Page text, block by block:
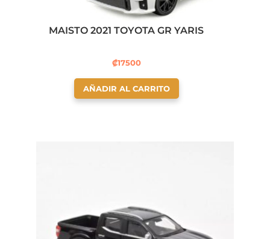
MAISTO 2021 TOYOTA GR YARIS
₡17500
AÑADIR AL CARRITO